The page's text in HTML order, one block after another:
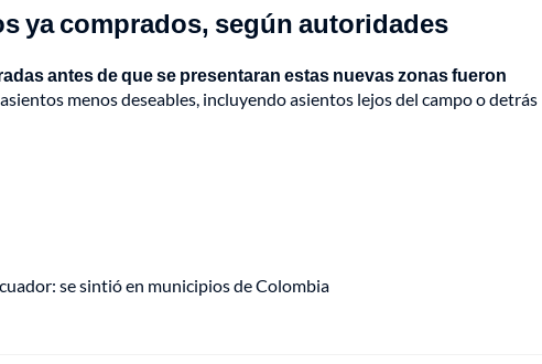
ya comprados, según autoridades
antes de que se presentaran estas nuevas zonas fueron
menos deseables, incluyendo asientos lejos del campo o detrás
se sintió en municipios de Colombia